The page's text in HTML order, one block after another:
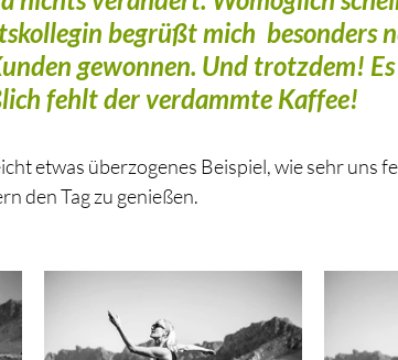
begrüßt mich  besonders
gewonnen. Und trotzdem!
fehlt der verdammte Kaffee!
etwas überzogenes Beispiel, wie sehr uns
den Tag zu genießen.